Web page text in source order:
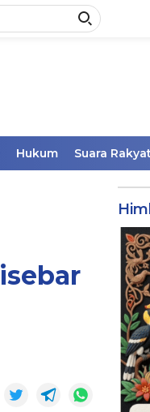
Hukum Suara Rakyat